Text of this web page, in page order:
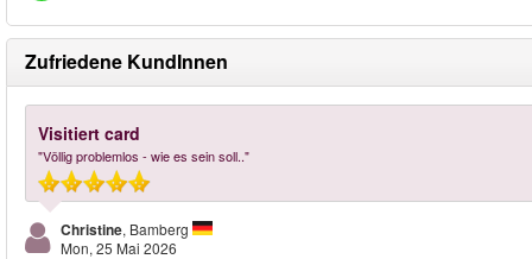
Zufriedene KundInnen
Visitiert card
"Völlig problemlos - wie es sein soll.."
Christine, Bamberg
Mon, 25 Mai 2026